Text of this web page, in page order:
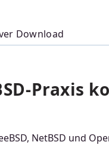
Download
Praxis
NetBSD und